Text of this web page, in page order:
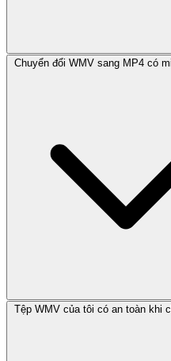
Chuyển đổi WMV sang MP4 có
Tệp WMV của tôi có an toàn khi